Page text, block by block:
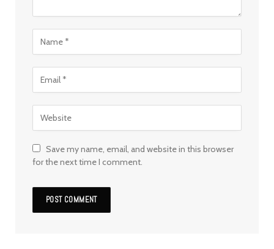
Save my name, email, and website in this browser
for the next time I comment.